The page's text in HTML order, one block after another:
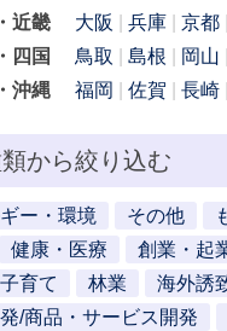
近畿
大阪 兵庫 京都
四国
鳥取 島根 岡山
沖縄
福岡 佐賀 長崎
から絞り込む
ー・環境 その他
健康・医療 創業・起
育て
林業 海外誘
/商品・サービス開発